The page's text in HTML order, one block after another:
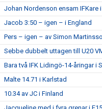
Johan Nordenson ensam IFKare
Jacob 3:50 – igen – i England
Pers – igen – av Simon
Sebbe dubbelt uttagen till U20
Bara två IFK Lidingö-14-åringar i
Malte 14.71 i Karlstad
10.34 av JC i Finland